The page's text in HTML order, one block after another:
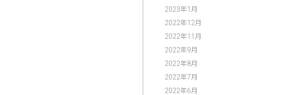
2023年1月
2022年12月
2022年11月
2022年9月
2022年8月
2022年7月
2022年6月